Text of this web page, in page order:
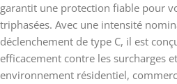
garantit une protection fiable pour
triphasées. Avec une intensité
déclenchement de type C, il est
efficacement contre les surcharges
environnement résidentiel,